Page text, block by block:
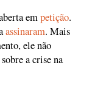
empetição.
assinaram. Mais
ele não
a crise na